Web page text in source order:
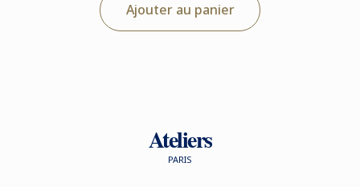
Ajouter au panier
Ateliers
PARIS